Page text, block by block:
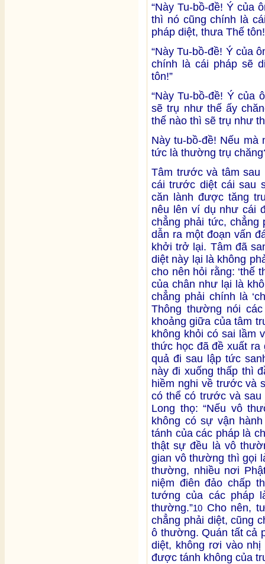
“Này Tu-bồ-đề! Ý của
thì nó cũng chính là
pháp diệt, thưa Thế
“Này Tu-bồ-đề! Ý của
chính là cái pháp sẽ
tôn!”
“Này Tu-bồ-đề! Ý của
sẽ trụ như thế ấy
thế nào thì sẽ trụ như
Này tu-bồ-đề! Nếu
tức là thường trụ
Tâm trước và tâm sau
cái trước diệt cái sau
căn lành được tăng
nêu lên ví dụ như cái
chẳng phải tức, chẳng
dẫn ra một đoạn vấn
khởi trở lại. Tâm đã
diệt này lại là không
cho nên hỏi rằng: ‘thế
của chân như lại là
chẳng phải chính là
Thông thường nói
khoảng giữa của tâm
không khỏi có sai lầm
thức học đã đề xuất ra
quả đi sau lập tức
này đi xuống thấp thì
hiềm nghi về trước và
có thể có trước và
Long thọ: “Nếu vô
không có sự vận
tánh của các pháp là
thật sự đều là vô
gian vô thường thì gọi
thường, nhiều nơi
niệm điên đảo chấp
tướng của các pháp
thường.”10 Cho nên,
chẳng phải diệt, cũng
ô thường. Quán tất cả
diệt, không rơi vào
được tánh không của